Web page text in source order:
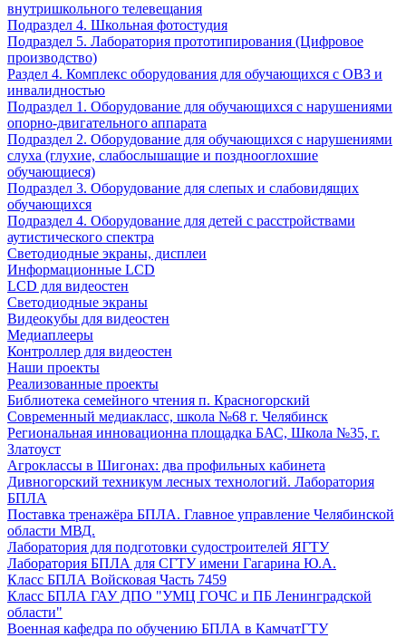
внутришкольного телевещания
Подраздел 4. Школьная фотостудия
Подраздел 5. Лаборатория прототипирования (Цифровое
производство)
Раздел 4. Комплекс оборудования для обучающихся с ОВЗ и
инвалидностью
Подраздел 1. Оборудование для обучающихся с нарушениями
опорно-двигательного аппарата
Подраздел 2. Оборудование для обучающихся с нарушениями
слуха (глухие, слабослышащие и позднооглохшие
обучающиеся)
Подраздел 3. Оборудование для слепых и слабовидящих
обучающихся
Подраздел 4. Оборудование для детей с расстройствами
аутистического спектра
Светодиодные экраны, дисплеи
Информационные LCD
LCD для видеостен
Светодиодные экраны
Видеокубы для видеостен
Медиаплееры
Контроллер для видеостен
Наши проекты
Реализованные проекты
Библиотека семейного чтения п. Красногорский
Современный медиакласс, школа №68 г. Челябинск
Региональная инновационна площадка БАС, Школа №35, г.
Златоуст
Агроклассы в Шигонах: два профильных кабинета
Дивногорский техникум лесных технологий. Лаборатория
БПЛА
Поставка тренажёра БПЛА. Главное управление Челябинской
области МВД.
Лаборатория для подготовки судостроителей ЯГТУ
Лаборатория БПЛА для СГТУ имени Гагарина Ю.А.
Класс БПЛА Войсковая Часть 7459
Класс БПЛА ГАУ ДПО "УМЦ ГОЧС и ПБ Ленинградской
области"
Военная кафедра по обучению БПЛА в КамчатГТУ